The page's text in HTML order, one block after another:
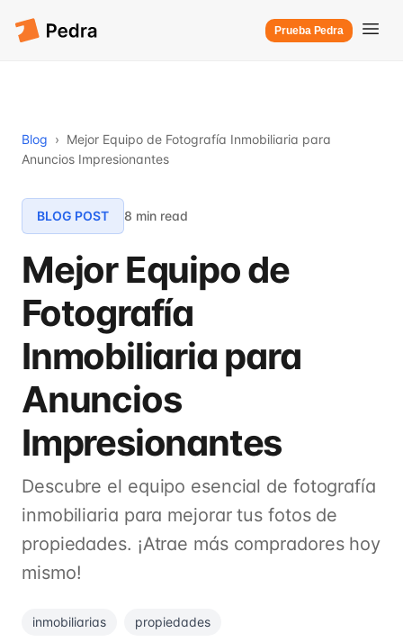
Prueba Pedra
Blog › Mejor Equipo de Fotografía Inmobiliaria para
Anuncios Impresionantes
BLOG POST 8 min read
Mejor Equipo de
Fotografía
Inmobiliaria para
Anuncios
Impresionantes
Descubre el equipo esencial de fotografía
inmobiliaria para mejorar tus fotos de
propiedades. ¡Atrae más compradores hoy
mismo!
inmobiliarias propiedades